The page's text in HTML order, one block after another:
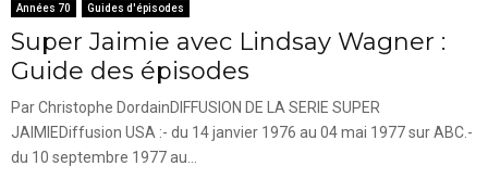
Années 70 Guides d'épisodes
Super Jaimie avec Lindsay Wagner :
Guide des épisodes
Par Christophe DordainDIFFUSION DE LA SERIE SUPER
JAIMIEDiffusion USA :- du 14 janvier 1976 au 04 mai 1977 sur ABC.-
du 10 septembre 1977 au...